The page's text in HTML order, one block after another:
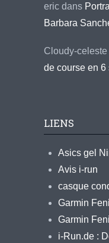
eric dans
Barbara
Cloudy-celeste
de course en
LIENS
Asics gel
Avis i-run
casque
Garmin
Garmin
i-Run.de :